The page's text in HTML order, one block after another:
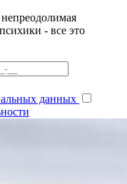
- все это
данных